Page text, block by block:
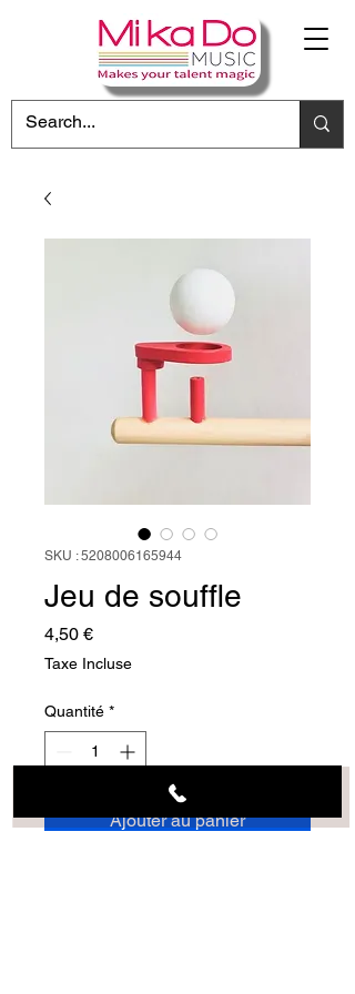
SKU : 5208006165944
Jeu de souffle
4,50 €Prix
Taxe Incluse
Quantité *
Ajouter au panier